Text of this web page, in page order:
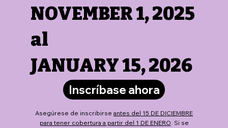
NOVEMBER 1, 2025
al
JANUARY 15, 2026
Inscríbase ahora
Asegúrese de inscribirse antes del 15 DE DICIEMBRE
para tener cobertura a partir del 1 DE ENERO. Si se